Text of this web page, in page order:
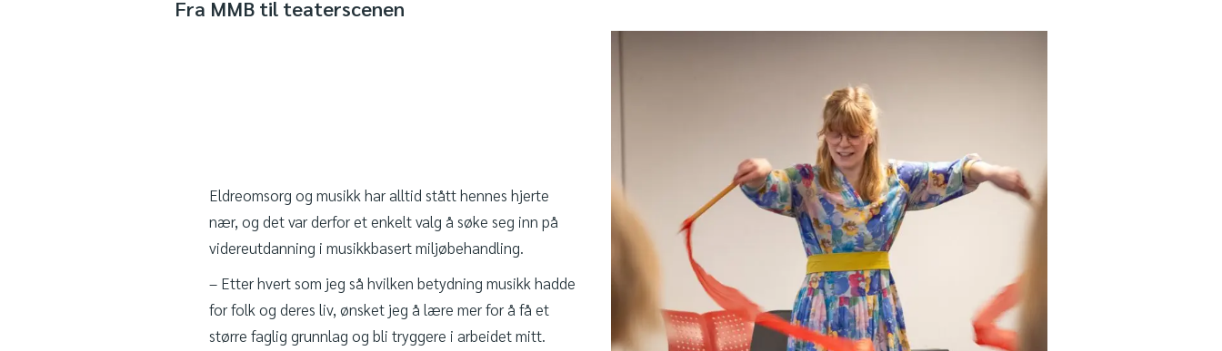
Fra MMB til teaterscenen
Eldreomsorg og musikk har alltid stått hennes hjerte
nær, og det var derfor et enkelt valg å søke seg inn på
videreutdanning i musikkbasert miljøbehandling.
– Etter hvert som jeg så hvilken betydning musikk hadde
for folk og deres liv, ønsket jeg å lære mer for å få et
større faglig grunnlag og bli tryggere i arbeidet mitt.